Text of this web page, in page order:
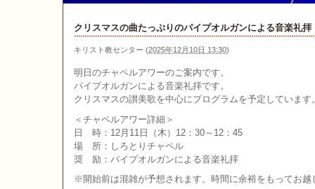
クリスマスの曲たっぷりのパイプオルガンによる音楽礼拝
キリスト教センター (2025年12月10日 13:30)
明日のチャペルアワーのご案内です。
パイプオルガンによる音楽礼拝です。
クリスマスの讃美歌を中心にプログラムを予定しています
＜チャペルアワー詳細＞
日 時：12月11日（木）12：30～12：45
場 所：しろとりチャペル
奨 励：パイプオルガンによる音楽礼拝
※開始前は混雑が予想されます。時間に余裕をもってお越